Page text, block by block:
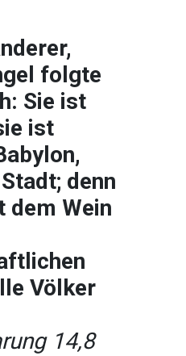
folgte
Sie ist
ist
denn
dem Wein
Völker
14,8